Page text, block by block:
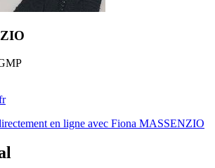
en ligne avec Fiona MASSENZIO